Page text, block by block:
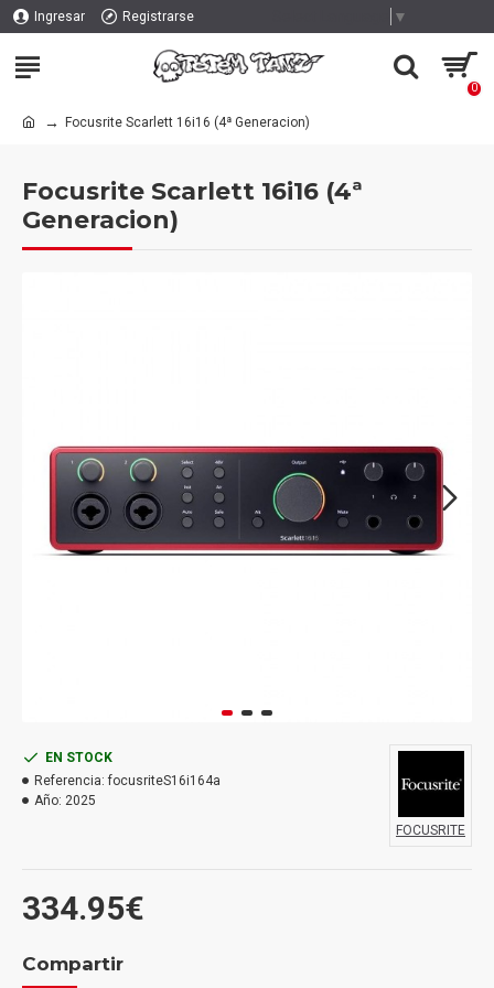
Ingresar Registrarse ▼
0
Focusrite Scarlett 16i16 (4ª Generacion)
Focusrite Scarlett 16i16 (4ª
Generacion)
334.95€
EN STOCK
Referencia: focusriteS16i164a
Año: 2025
FOCUSRITE
Compartir